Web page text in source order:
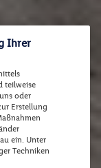
Ihrer
teilweise
oder
Erstellung
ein. Unter
Techniken